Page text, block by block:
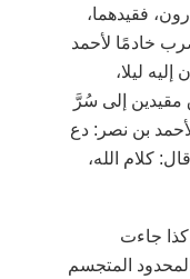
فقيدهما،
خادمًا لأحمد
ليلا،
مقيدين إلى سُرَّ
بن نصر: دع
كلام الله،
كذا جاءت
المتجسم